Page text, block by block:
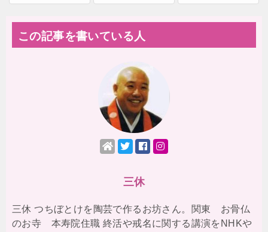
この記事を書いている人
三休
三休 つちぼとけを陶芸で作るお坊さん。関東 お骨仏
のお寺 本寿院住職 終活や戒名に関する講演をNHKや